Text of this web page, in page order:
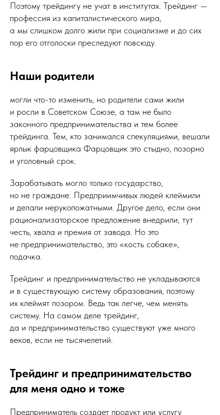
Поэтому трейдингу не учат в институтах. Трейдинг —
профессия из капиталистического мира,
а мы слишком долго жили при социализме и до сих
пор его отголоски преследуют повсюду.
Наши родители
могли что-то изменить, но родители сами жили
и росли в Советском Союзе, а там не было
законного предпринимательства и тем более
трейдинга. Тем, кто занимался спекуляциями, вешали
ярлык фарцовщика Фарцовщик это стыдно, позорно
и уголовный срок.
Зарабатывать могло только государство,
но не граждане. Предприимчивых людей клеймили
и делали нерукопожатными. Другое дело, если они
рационализаторское предложение внедрили, тут
честь, хвала и премия от завода. Но это
не предпринимательство, это «кость собаке»,
подачка.
Трейдинг и предпринимательство не укладываются
и в существующую систему образования, поэтому
их клеймят позором. Ведь так легче, чем менять
систему. На самом деле трейдинг,
да и предпринимательство существуют уже много
веков, если не тысячелетий.
Трейдинг и предпринимательство
для меня одно и тоже
Предприниматель создает продукт или услугу